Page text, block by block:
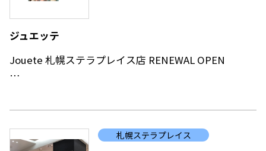
ジュエッテ
Jouete 札幌ステラプレイス店 RENEWAL OPEN
れながらも自分自身のスタイルに沿ったものを求め続
スペシャルなシチュエーションだけでなく、いつもお
札幌ステラプレイス